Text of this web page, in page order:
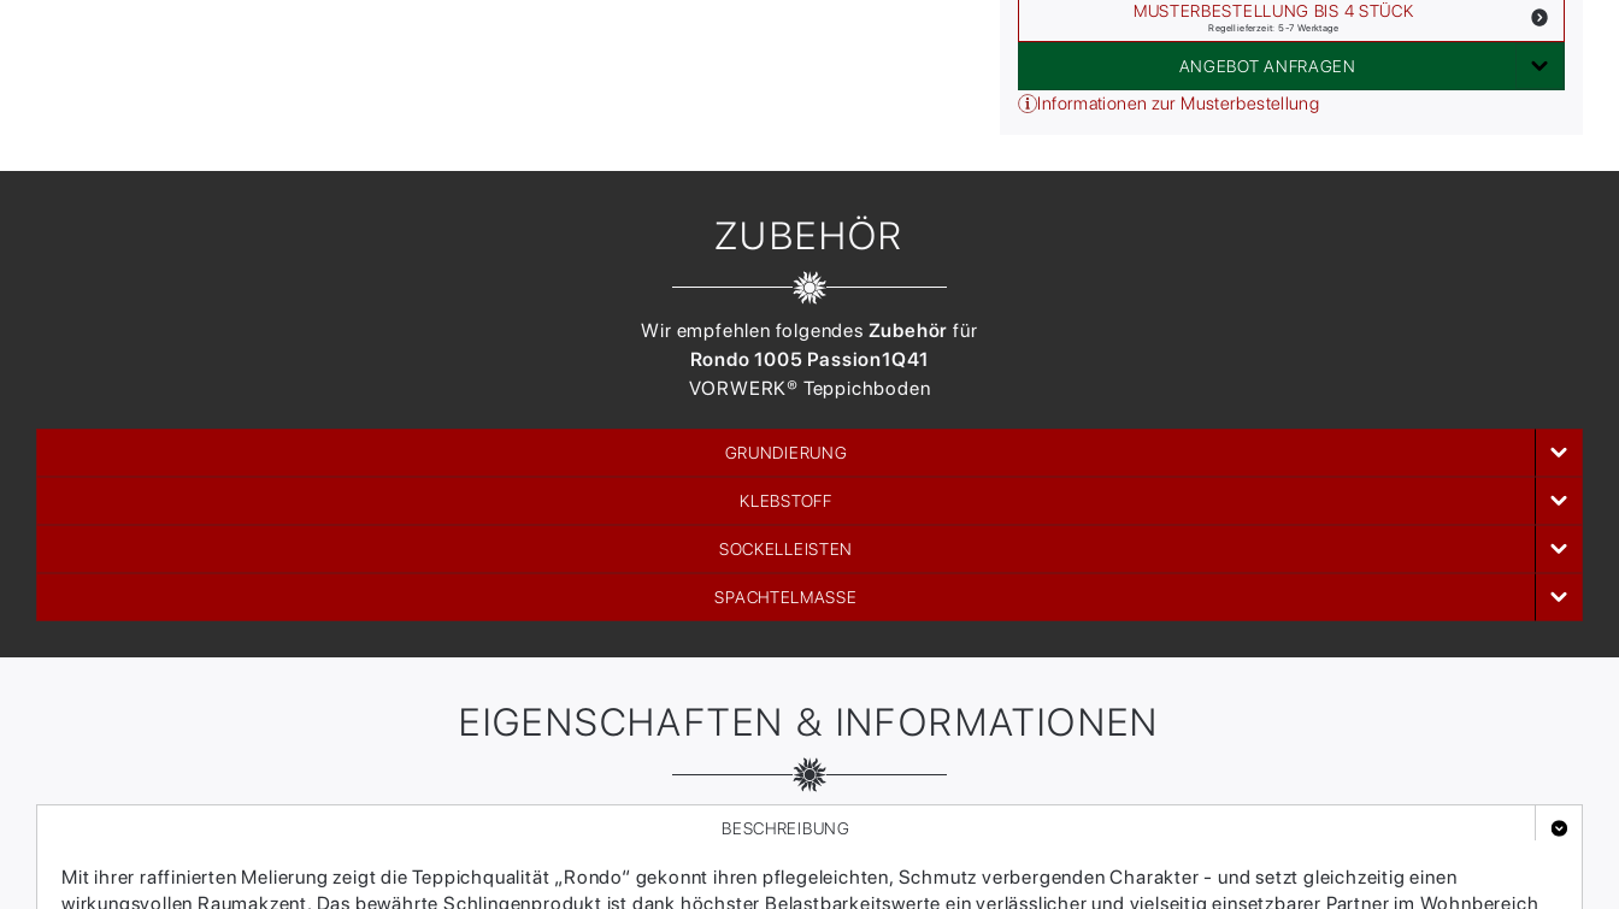
MUSTERBESTELLUNG BIS 4 STÜCK
Regellieferzeit: 5-7 Werktage
ANGEBOT ANFRAGEN
Informationen zur Musterbestellung
ZUBEHÖR
Wir empfehlen folgendes Zubehör für
Rondo 1005 Passion1Q41
VORWERK® Teppichboden
GRUNDIERUNG
KLEBSTOFF
SOCKELLEISTEN
SPACHTELMASSE
EIGENSCHAFTEN & INFORMATIONEN
BESCHREIBUNG
Mit ihrer raffinierten Melierung zeigt die Teppichqualität „Rondo“ gekonnt ihren pflegeleichten, Schmutz verbergenden Charakter - und setzt gleichzeitig einen
wirkungsvollen Raumakzent. Das bewährte Schlingenprodukt ist dank höchster Belastbarkeitswerte ein verlässlicher und vielseitig einsetzbarer Partner im Wohnbereich